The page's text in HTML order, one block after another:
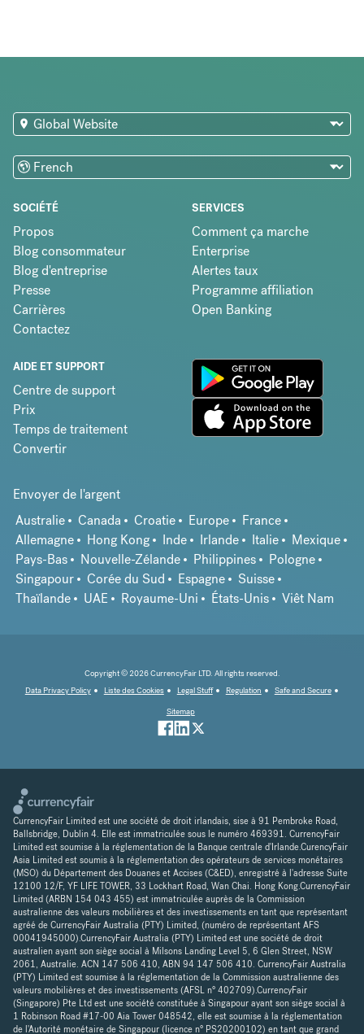
SOCIÉTÉ
Propos
Blog consommateur
Blog d'entreprise
Presse
Carrières
Contactez
SERVICES
Comment ça marche
Enterprise
Alertes taux
Programme affiliation
Open Banking
AIDE ET SUPPORT
Centre de support
Prix
Temps de traitement
Convertir
Envoyer de l'argent
Australie
Canada Croatie Europe
France
Allemagne
Hong Kong Inde Irlande Italie
Mexique
Pays-Bas
Nouvelle-Zélande Philippines
Pologne
Singapour
Corée du Sud Espagne
Suisse
Thaïlande
UAE Royaume-Uni États-Unis Viêt Nam
Copyright © 2026 CurrencyFair LTD. All rights reserved.
Data Privacy Policy
Liste des Cookies Legal Stuff Regulation
Safe and Secure
Sitemap
CurrencyFair Limited est une société de droit irlandais, sise à 91 Pembroke Road,
Ballsbridge, Dublin 4. Elle est immatriculée sous le numéro 469391. CurrencyFair
Limited est soumise à la réglementation de la Banque centrale d'Irlande.CurencyFair
Asia Limited est soumis à la réglementation des opérateurs de services monétaires
(MSO) du Département des Douanes et Accises (C&ED), enregistré à l'adresse Suite
12100 12/F, YF LIFE TOWER, 33 Lockhart Road, Wan Chai. Hong Kong.CurrencyFair
Limited (ARBN 154 043 455) est immatriculée auprès de la Commission
australienne des valeurs mobilières et des investissements en tant que représentant
agréé de CurrencyFair Australia (PTY) Limited, (numéro de représentant AFS
00041945000).CurrencyFair Australia (PTY) Limited est une société de droit
australien ayant son siège social à Milsons Landing Level 5, 6 Glen Street, NSW
2061, Australie. ACN 147 506 410, ABN 94 147 506 410. CurrencyFair Australia
(PTY) Limited est soumise à la réglementation de la Commission australienne des
valeurs mobilières et des investissements (AFSL n° 402709).CurrencyFair
(Singapore) Pte Ltd est une société constituée à Singapour ayant son siège social à
1 Robinson Road #17-00 Aia Tower 048542, elle est soumise à la réglementation
de l'Autorité monétaire de Singapour (licence n° PS20200102) en tant que grand